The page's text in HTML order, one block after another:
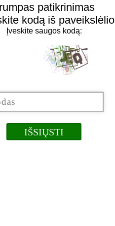
patikrinimas
kodą iš paveikslėlio
Įveskite saugos kodą: